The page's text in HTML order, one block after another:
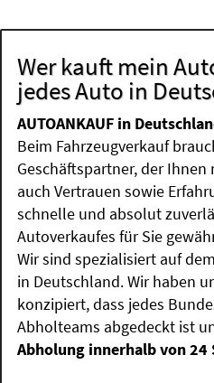
Wer kauft mein
jedes Auto in
AUTOANKAUF in
Beim Fahrzeugverkauf
Geschäftspartner, der
auch Vertrauen sowie
schnelle und absolut
Autoverkaufes für Sie
Wir sind spezialisiert auf
in Deutschland. Wir haben
konzipiert, dass jedes
Abholteams abgedeckt ist
Abholung innerhalb von 24